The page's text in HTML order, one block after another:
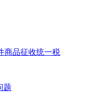
商品征收统一税
题